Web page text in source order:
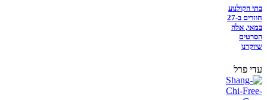
בתי הקולנוע
חוזרים ב-27
במאי, אלה
הסרטים
שיוקרנו
עדי פרל